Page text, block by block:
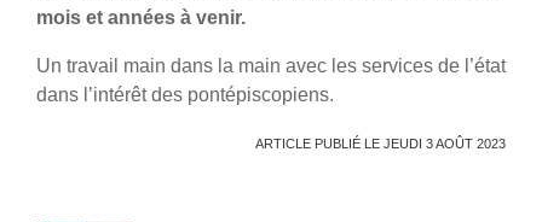
mois et années à venir.
Un travail main dans la main avec les services de l’état
dans l’intérêt des pontépiscopiens.
ARTICLE PUBLIÉ LE JEUDI 3 AOÛT 2023